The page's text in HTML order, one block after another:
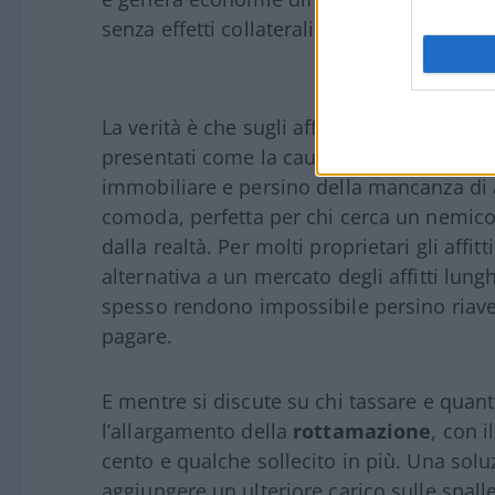
senza effetti collaterali disastrosi.
La verità è che sugli affitti brevi si è
presentati come la causa della crisi degli
immobiliare e persino della mancanza
comoda, perfetta per chi cerca un
dalla realtà. Per molti proprietari gli
alternativa a un mercato degli affitti
spesso rendono impossibile persino
pagare.
E mentre si discute su chi tassare e
l’allargamento della rottamazione, con
cento e qualche sollecito in più. Una